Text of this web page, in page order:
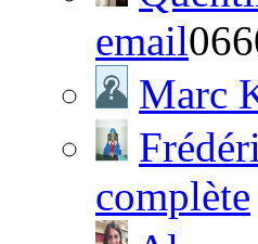
email
Marc
complète